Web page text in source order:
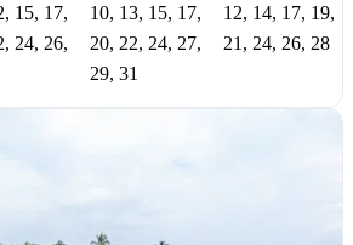
15, 17,
24, 26,
10, 13, 15, 17,
20, 22, 24, 27,
29, 31
12, 14, 17, 19,
21, 24, 26, 28